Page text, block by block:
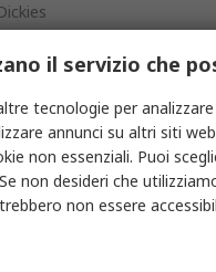
da lavoro
Nero
5
il servizio che
tecnologie per
annunci su altri siti
non essenziali. Puoi
non desideri che
non essere